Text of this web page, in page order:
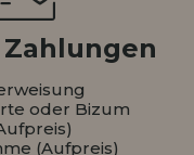
oder Bizum
(Aufpreis)